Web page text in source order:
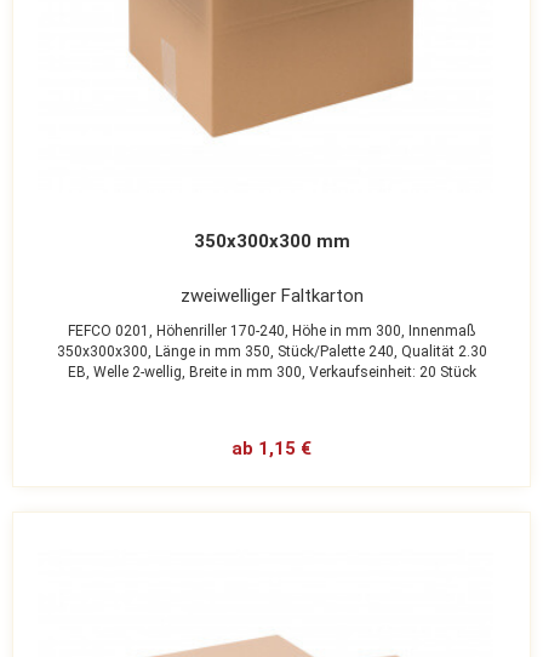
350x300x300 mm
zweiwelliger Faltkarton
FEFCO 0201, Höhenriller 170-240, Höhe in mm 300, Innenmaß
350x300x300, Länge in mm 350, Stück/Palette 240, Qualität 2.30
EB, Welle 2-wellig, Breite in mm 300, Verkaufseinheit: 20 Stück
ab 1,15 €